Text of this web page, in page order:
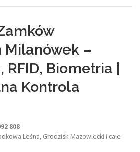
Milanówek –
Biometria |
Kontrola
808
Leśna, Grodzisk Mazowiecki i całe